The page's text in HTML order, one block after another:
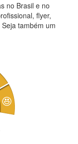
no Brasil e no
flyer,
também um